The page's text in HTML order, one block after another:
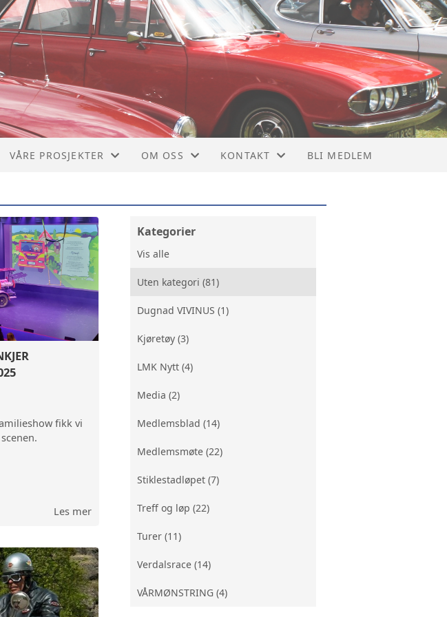
VÅRE PROSJEKTER
CHEVROLET BUSS 1929
VIVINUS 1909
MERCEDES BRANNBIL 1928
FARGO LASTEBIL 1947
OM OSS
VEDTEKTER
MEDLEMSBLAD
KONTAKT BLI MEDLEM
fikk vi
Les mer
Kategorier
Vis alle
Uten kategori (81)
Dugnad VIVINUS (1)
Kjøretøy (3)
LMK Nytt (4)
Media (2)
Medlemsblad (14)
Medlemsmøte (22)
Stiklestadløpet (7)
Treff og løp (22)
Turer (11)
Verdalsrace (14)
VÅRMØNSTRING (4)